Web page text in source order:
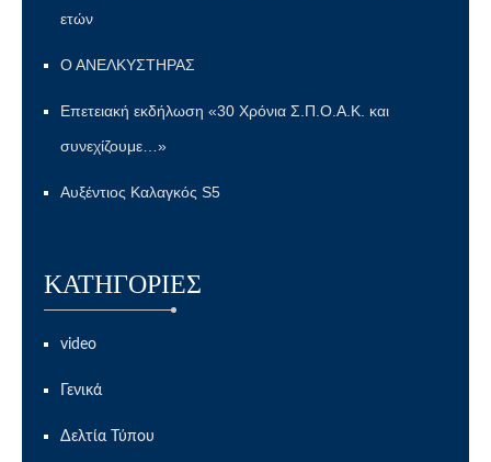
ετών
Ο ΑΝΕΛΚΥΣΤΗΡΑΣ
Επετειακή εκδήλωση «30 Χρόνια Σ.Π.Ο.Α.Κ. και
συνεχίζουμε…»
Αυξέντιος Καλαγκός S5
KΑΤΗΓΟΡΊΕΣ
video
Γενικά
Δελτία Τύπου